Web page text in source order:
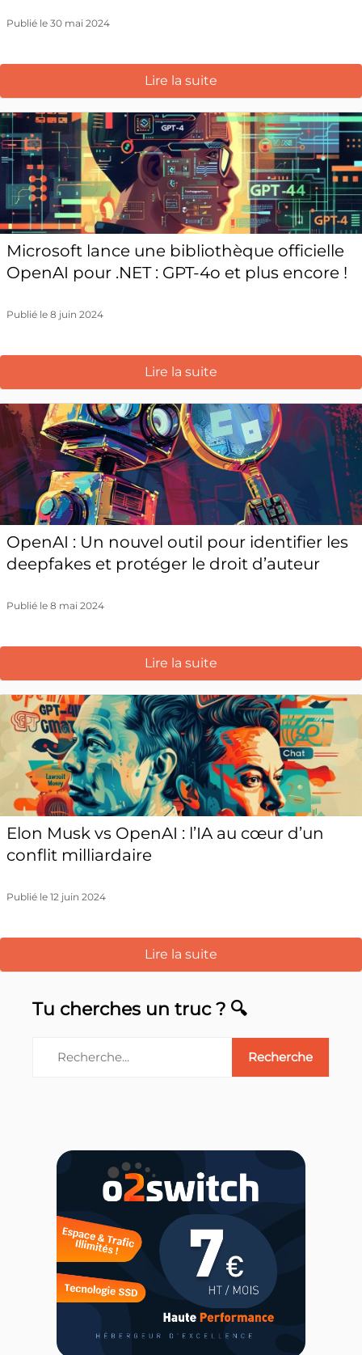
Publié le 30 mai 2024
Lire la suite
Microsoft lance une bibliothèque officielle
OpenAI pour .NET : GPT-4o et plus encore !
Publié le 8 juin 2024
Lire la suite
OpenAI : Un nouvel outil pour identifier les
deepfakes et protéger le droit d’auteur
Publié le 8 mai 2024
Lire la suite
Elon Musk vs OpenAI : l’IA au cœur d’un
conflit milliardaire
Publié le 12 juin 2024
Lire la suite
Tu cherches un truc ? 🔍